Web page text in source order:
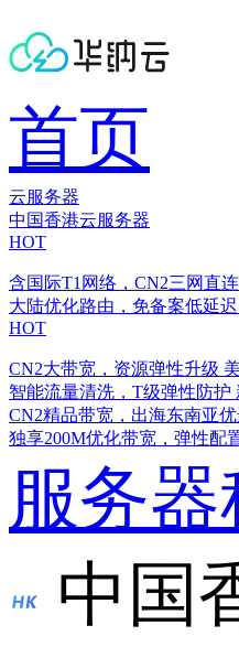
首页
云服务器
中国香港云服务器
HOT
含国际T1网络，CN2三网直连
大陆优化路由，免备案低延迟
HOT
CN2大带宽，资源弹性升级
智能流量清洗，T级弹性防护
CN2精品带宽，出海东南亚
独享200M优化带宽，弹性配
服务器
中国